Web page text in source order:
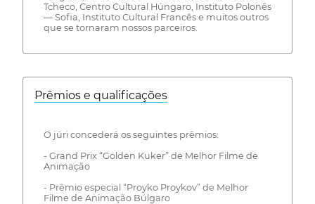
Tcheco, Centro Cultural Húngaro, Instituto Polonês
— Sofia, Instituto Cultural Francês e muitos outros
que se tornaram nossos parceiros.
Prêmios e qualificações
O júri concederá os seguintes prêmios:
- Grand Prix “Golden Kuker” de Melhor Filme de
Animação
- Prêmio especial “Proyko Proykov” de Melhor
Filme de Animação Búlgaro